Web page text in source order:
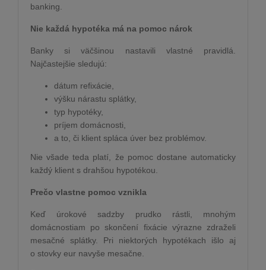
banking.
Nie každá hypotéka má na pomoc nárok
Banky si väčšinou nastavili vlastné pravidlá.
Najčastejšie sledujú:
dátum refixácie,
výšku nárastu splátky,
typ hypotéky,
príjem domácnosti,
a to, či klient spláca úver bez problémov.
Nie všade teda platí, že pomoc dostane automaticky
každý klient s drahšou hypotékou.
Prečo vlastne pomoc vznikla
Keď úrokové sadzby prudko rástli, mnohým
domácnostiam po skončení fixácie výrazne zdraželi
mesačné splátky. Pri niektorých hypotékach išlo aj
o stovky eur navyše mesačne.